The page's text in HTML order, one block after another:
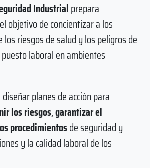
Industrialprepara
objetivo de concientizar a los
riesgos de salud y los peligros de
laboral en ambientes
planes de acción para
los riesgos,garantizar el
procedimientosde seguridad y
y la calidad laboral de los